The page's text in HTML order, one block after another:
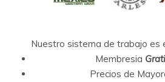
Nuestro sistema de trabajo es
Membresia
Precios de